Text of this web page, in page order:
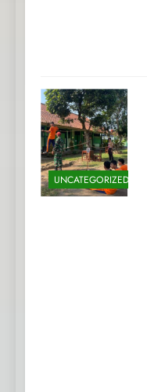
UNCATEGORIZED